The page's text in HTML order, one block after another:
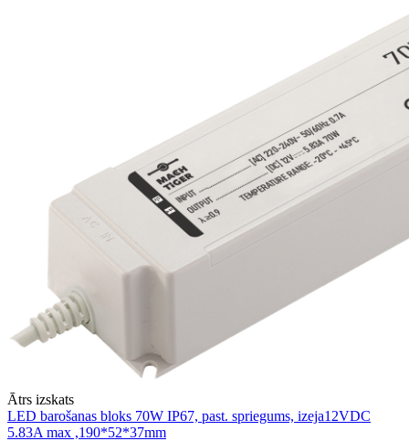
Ātrs izskats
LED barošanas bloks 70W IP67, past. spriegums, izeja12VDC
5.83A max ,190*52*37mm